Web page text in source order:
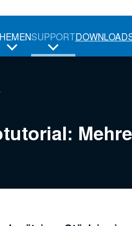
SUPPORT